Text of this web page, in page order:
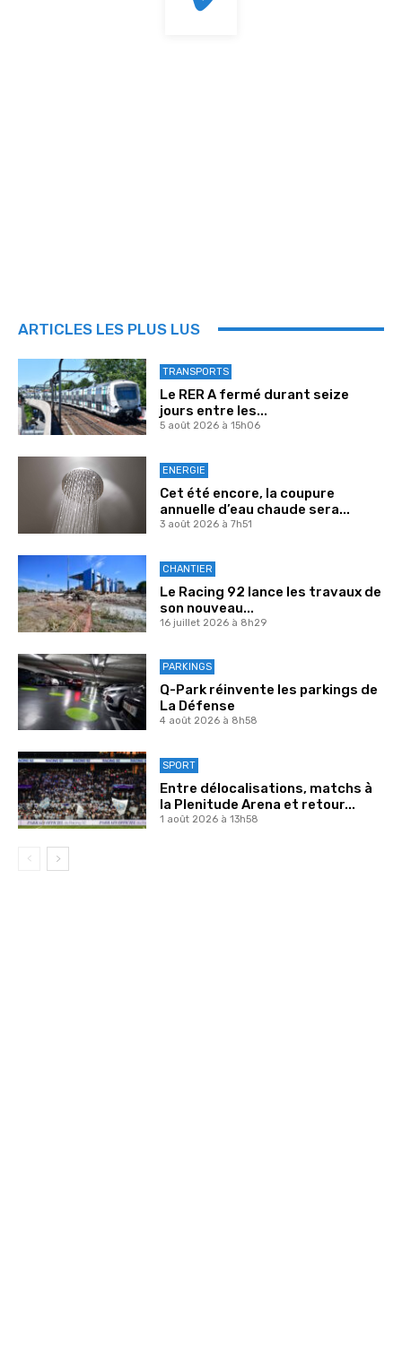
ARTICLES LES PLUS LUS
TRANSPORTS
Le RER A fermé durant seize
jours entre les...
5 août 2026 à 15h06
ENERGIE
Cet été encore, la coupure
annuelle d’eau chaude sera...
3 août 2026 à 7h51
CHANTIER
Le Racing 92 lance les travaux de
son nouveau...
16 juillet 2026 à 8h29
PARKINGS
Q-Park réinvente les parkings de
La Défense
4 août 2026 à 8h58
SPORT
Entre délocalisations, matchs à
la Plenitude Arena et retour...
1 août 2026 à 13h58